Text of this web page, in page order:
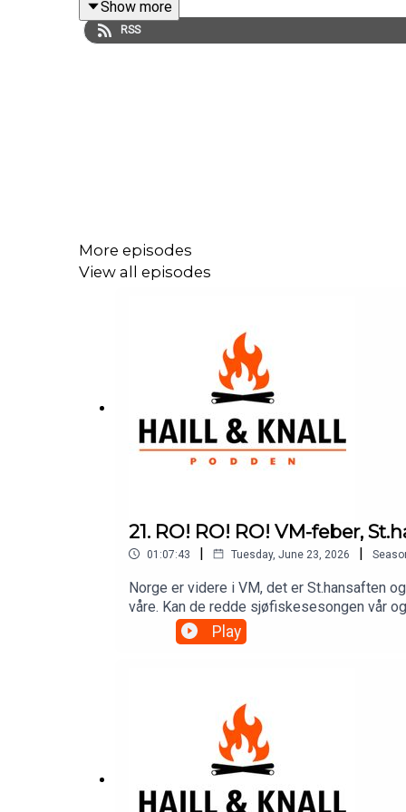
Skjomenelva i nærheten av Narvik.
Show more
RSS
More episodes
View all episodes
21. RO! RO! RO! VM-feber,
01:07:43 | Tuesday, June 23, 2026 |
Norge er videre i VM, det er St.hansaften
våre. Kan de redde sjøfiskesesongen vår
ukas lytterspørsmålspalte.Vi er inne i
Hausken, bort en lyddemper til en verdi av
Play